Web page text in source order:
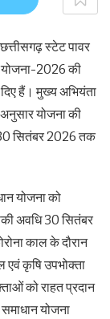
स्टेट पावर
योजना-2026 की
हैं। मुख्य अभियंता
योजना की
सितंबर 2026 तक
योजना को
अवधि 30 सितंबर
काल के दौरान
एवं कृषि उपभोक्ता
को राहत प्रदान
योजना